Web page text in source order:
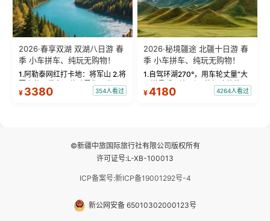
2026·春享双湖 双湖八日游 春
季 小车拼车、纯玩无购物！
1.阿勒泰网红打卡地：将军山 2.将
军山落日缆车，体验雪都风光 3.
将军山，夕阳派对，蹦迪party 4.
¥ 3380 354人看过
2026·秘境疆途 北疆十日游 春
季 小车拼车、纯玩无购物！
1.自驾环湖270°，用车轮丈量“大
西洋最后一滴眼泪”的极致蔚蓝，
让雪山、花海与深邃湖水在转弯
¥4180 4264人看过
©新疆中旅国际旅行社有限公司版权所有
许可证号:L-XB-100013
ICP备案号:新ICP备19001292号-4
新公网安备 65010302000123号